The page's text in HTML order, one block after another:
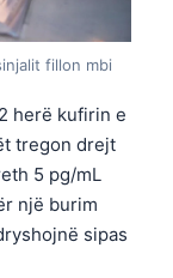
fillon mbi
herë kufirin e
tregon drejt
5 pg/mL
një burim
sipas